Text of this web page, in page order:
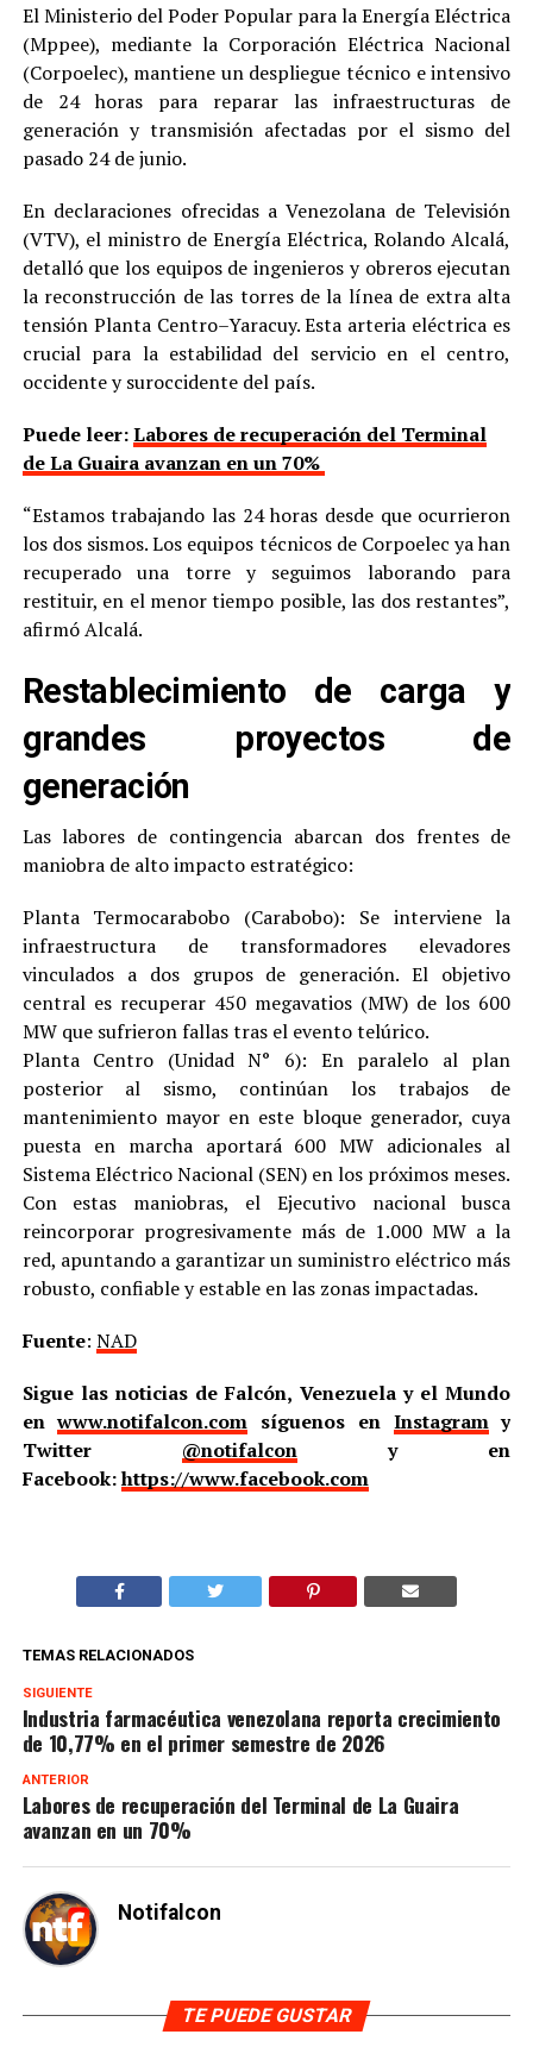
El Ministerio del Poder Popular para la Energía Eléctrica
(Mppee), mediante la Corporación Eléctrica Nacional
(Corpoelec), mantiene un despliegue técnico e intensivo
de 24 horas para reparar las infraestructuras de
generación y transmisión afectadas por el sismo del
pasado 24 de junio.
En declaraciones ofrecidas a Venezolana de Televisión
(VTV), el ministro de Energía Eléctrica, Rolando Alcalá,
detalló que los equipos de ingenieros y obreros ejecutan
la reconstrucción de las torres de la línea de extra alta
tensión Planta Centro–Yaracuy. Esta arteria eléctrica es
crucial para la estabilidad del servicio en el centro,
occidente y suroccidente del país.
Puede leer:Labores de recuperación del Terminal
de La Guaira avanzan en un 70%
“Estamos trabajando las 24 horas desde que ocurrieron
los dos sismos. Los equipos técnicos de Corpoelec ya han
recuperado una torre y seguimos laborando para
restituir, en el menor tiempo posible, las dos restantes”,
afirmó Alcalá.
Restablecimiento de carga y
grandes proyectos de
generación
Las labores de contingencia abarcan dos frentes de
maniobra de alto impacto estratégico:
Planta Termocarabobo (Carabobo): Se interviene la
infraestructura de transformadores elevadores
vinculados a dos grupos de generación. El objetivo
central es recuperar 450 megavatios (MW) de los 600
MW que sufrieron fallas tras el evento telúrico.
Planta Centro (Unidad N° 6): En paralelo al plan
posterior al sismo, continúan los trabajos de
mantenimiento mayor en este bloque generador, cuya
puesta en marcha aportará 600 MW adicionales al
Sistema Eléctrico Nacional (SEN) en los próximos meses.
Con estas maniobras, el Ejecutivo nacional busca
reincorporar progresivamente más de 1.000 MW a la
red, apuntando a garantizar un suministro eléctrico más
robusto, confiable y estable en las zonas impactadas.
Fuente: NAD
Sigue las noticias de Falcón, Venezuela y el Mundo
enwww.notifalcon.com síguenos en Instagramy
Twitter @notifalcony en
Facebook:https://www.facebook.com
TEMAS RELACIONADOS
SIGUIENTE
Industria farmacéutica venezolana reporta crecimiento
de 10,77% en el primer semestre de 2026
ANTERIOR
Labores de recuperación del Terminal de La Guaira
avanzan en un 70%
Notifalcon
TE PUEDE GUSTAR